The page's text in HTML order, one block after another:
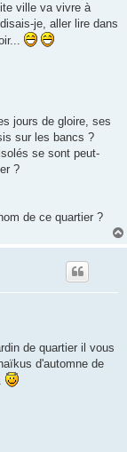
ville va vivre à
je, aller lire dans
jours de gloire, ses
sur les bancs ?
se sont peut-
?
de ce quartier ?
de quartier il vous
d'automne de